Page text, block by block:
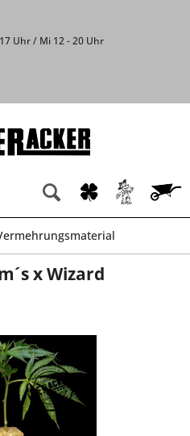
Uhr / Mi 12 - 20 Uhr
x Wizard